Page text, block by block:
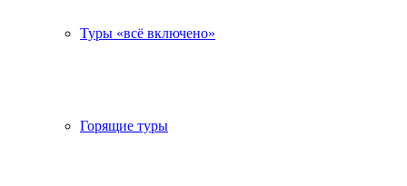
Туры «всё включено»
Горящие туры